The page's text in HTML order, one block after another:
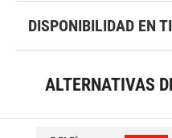
DISPONIBILIDAD EN
ALTERNATIVAS